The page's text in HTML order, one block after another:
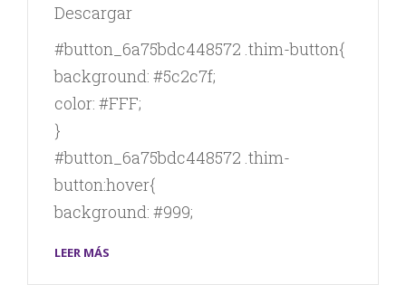
Descargar
#button_6a75bdc448572 .thim-button{
background: #5c2c7f;
color: #FFF;
}
#button_6a75bdc448572 .thim-
button:hover{
background: #999;
LEER MÁS